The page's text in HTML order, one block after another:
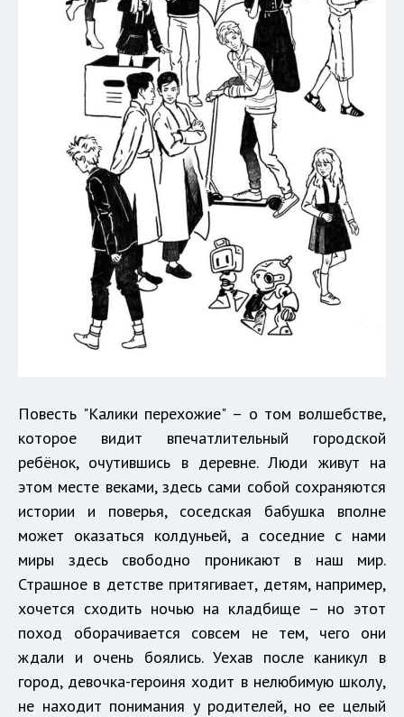
Повесть "Калики перехожие" – о том волшебстве,
которое видит впечатлительный городской
ребёнок, очутившись в деревне. Люди живут на
этом месте веками, здесь сами собой сохраняются
истории и поверья, соседская бабушка вполне
может оказаться колдуньей, а соседние с нами
миры здесь свободно проникают в наш мир.
Страшное в детстве притягивает, детям, например,
хочется сходить ночью на кладбище – но этот
поход оборачивается совсем не тем, чего они
ждали и очень боялись. Уехав после каникул в
город, девочка-героиня ходит в нелюбимую школу,
не находит понимания у родителей, но ее целый